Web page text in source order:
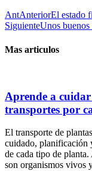
AntAnteriorEl estado
SiguienteUnos buenos
Mas articulos
Aprende a
transportes por
El transporte de
cuidado, planificación
de cada tipo de
son organismos vivos